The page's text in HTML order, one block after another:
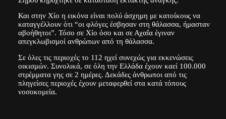
Και στην Χίο η εικόνα είναι πολύ άσχημη με κατοίκους να
καταγγέλλουν ότι “οι φλόγες έσβησαν στη θάλασσα, ήμασταν
αβοήθητοι”. Τόσο σε Χίο όσο και σε Αχαΐα έγιναν
απεγκλωβισμοί ανθρώπων από τη θάλασσα.
Σε όλες τις περιοχές το 112 ηχεί συνεχώς για εκκενώσεις
οικισμών. Συνολικά, σε όλη την Ελλάδα έχουν καεί 100.000
στρέμματα γης σε 2 ημέρες. Δεκάδες άνθρωποι από τις
πληγείσες περιοχές έχουν μεταφερθεί στα κατά τόπους
νοσοκομεία.